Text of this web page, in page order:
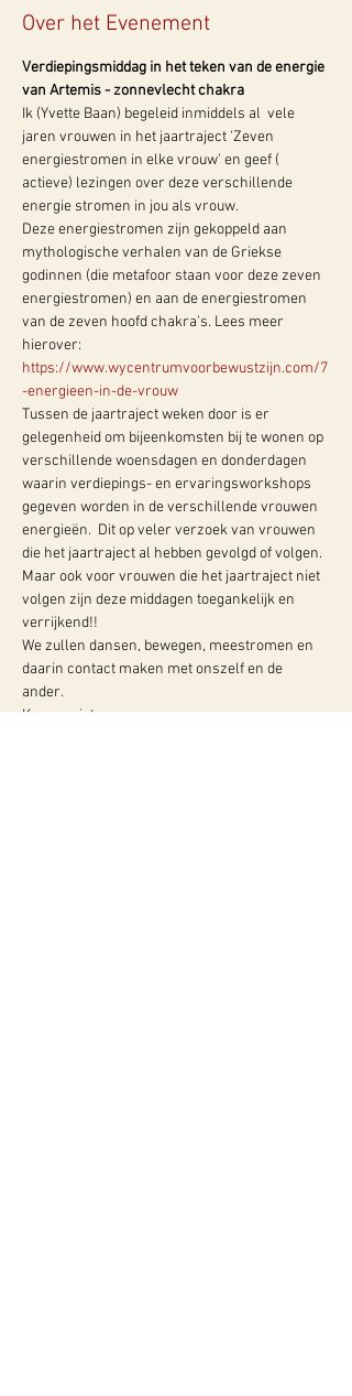
Over het Evenement
Verdiepingsmiddag in het teken van de energie
van Artemis - zonnevlecht chakra
Ik (Yvette Baan) begeleid inmiddels al  vele
jaren vrouwen in het jaartraject 'Zeven
energiestromen in elke vrouw' en geef (
actieve) lezingen over deze verschillende
energie stromen in jou als vrouw.
Deze energiestromen zijn gekoppeld aan
mythologische verhalen van de Griekse
godinnen (die metafoor staan voor deze zeven
energiestromen) en aan de energiestromen
van de zeven hoofd chakra's. Lees meer
hierover:
https://www.wycentrumvoorbewustzijn.com/7
-energieen-in-de-vrouw
Tussen de jaartraject weken door is er
gelegenheid om bijeenkomsten bij te wonen op
verschillende woensdagen en donderdagen
waarin verdiepings- en ervaringsworkshops
gegeven worden in de verschillende vrouwen
energieën.  Dit op veler verzoek van vrouwen
die het jaartraject al hebben gevolgd of volgen.
Maar ook voor vrouwen die het jaartraject niet
volgen zijn deze middagen toegankelijk en
verrijkend!!
We zullen dansen, bewegen, meestromen en
daarin contact maken met onszelf en de
ander.
Kom genieten en…